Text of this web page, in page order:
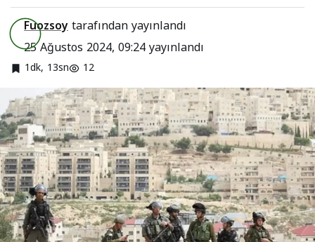
Fuozsoytarafından yayınlandı
25 Ağustos 2024, 09:24yayınlandı
1dk, 13sn 12